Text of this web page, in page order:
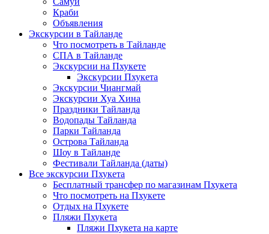
Краби
Объявления
Экскурсии в Тайланде
Что посмотреть в Тайланде
СПА в Тайланде
Экскурсии на Пхукете
Экскурсии Пхукета
Экскурсии Чиангмай
Экскурсии Хуа Хина
Праздники Тайланда
Водопады Тайланда
Парки Тайланда
Острова Тайланда
Шоу в Тайланде
Фестивали Тайланда (даты)
Все экскурсии Пхукета
Бесплатный трансфер по магазинам Пхукета
Что посмотреть на Пхукете
Отдых на Пхукете
Пляжи Пхукета
Пляжи Пхукета на карте